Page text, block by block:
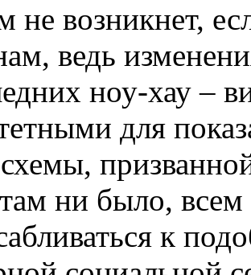
не возникнет,
ведь
ноу-хау –
для
ни было, всем
к